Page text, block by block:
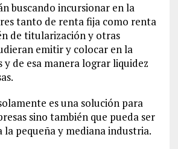
buscando incursionar en la
tanto de renta fija como renta
de titularización y otras
emitir y colocar en la
y de esa manera lograr liquidez
es una solución para
sino también que pueda ser
la pequeña y mediana industria.